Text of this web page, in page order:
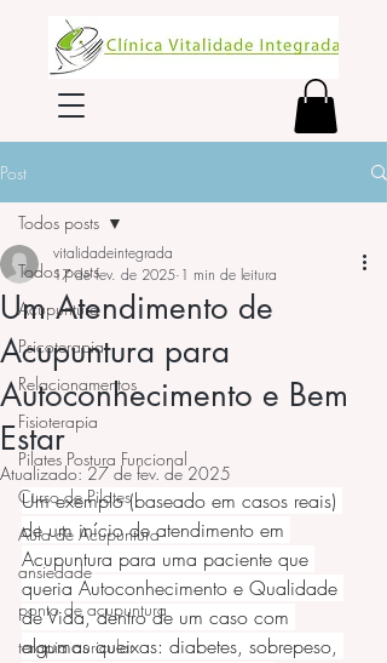
Post
Todos posts
Acupuntura
Psicoterapia
Relacionamentos
Fisioterapia
Pilates Postura Funcional
Curso de Pilates
Aula de Acupuntura
ansiedade
ponto de acupuntura
terapia auricular
Todos posts
Um Atendimento de
Acupuntura para
Autoconhecimento e Bem
Estar
vitalidadeintegrada
17 de fev. de 2025 1 min de leitura
Atualizado: 27 de fev. de 2025
Um exemplo (baseado em casos reais)
de um início de atendimento em
Acupuntura para uma paciente que
queria Autoconhecimento e Qualidade
de Vida, dentro de um caso com
algumas queixas: diabetes, sobrepeso,